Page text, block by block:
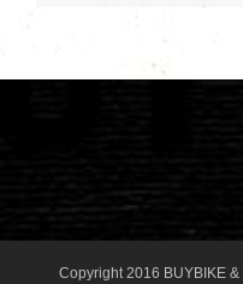
Copyright 2016 BUYBIKE